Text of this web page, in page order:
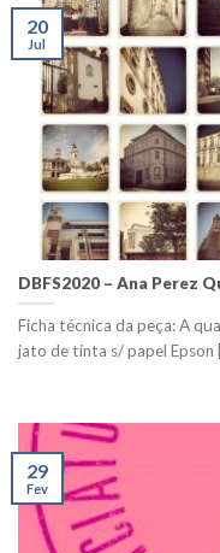
DBFS2020 – Ana Perez
Ficha técnica da peça: A
jato de tinta s/ papel Epson
20
Jul
29
Fev